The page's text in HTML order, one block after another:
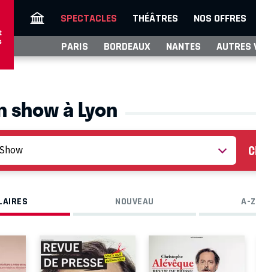
SPECTACLES THÉÂTRES NOS OFFRES
PARIS BORDEAUX NANTES AUTRES
show à Lyon
NOUVEAU A-Z